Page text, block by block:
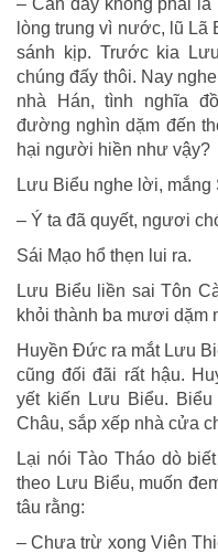
lòng trung vì nước, lũ Lã
sánh kịp. Trước kia
chúng đấy thôi. Nay
nhà Hán, tình nghĩa
đường nghìn dặm đến
hại người hiền như vậy?
Lưu Biểu nghe lời, mắng
– Ý ta đã quyết, ngươi
Sái Mạo hổ thẹn lui ra.
Lưu Biểu liền sai Tôn
khỏi thành ba mươi dặm
Huyền Đức ra mắt Lưu
cũng đối đãi rất hậu.
yết kiến Lưu Biểu.
Châu, sắp xếp nhà cửa
Lại nói Tào Tháo dò
theo Lưu Biểu, muốn
tâu rằng:
– Chưa trừ xong Viên